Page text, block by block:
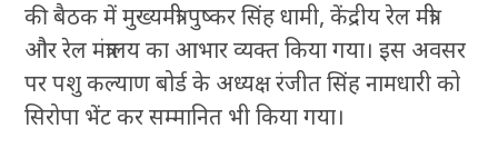
की बैठक में मुख्यमंत्री पुष्कर सिंह धामी, केंद्रीय रेल मंत्री
और रेल मंत्रालय का आभार व्यक्त किया गया। इस अवसर
पर पशु कल्याण बोर्ड के अध्यक्ष रंजीत सिंह नामधारी को
सिरोपा भेंट कर सम्मानित भी किया गया।